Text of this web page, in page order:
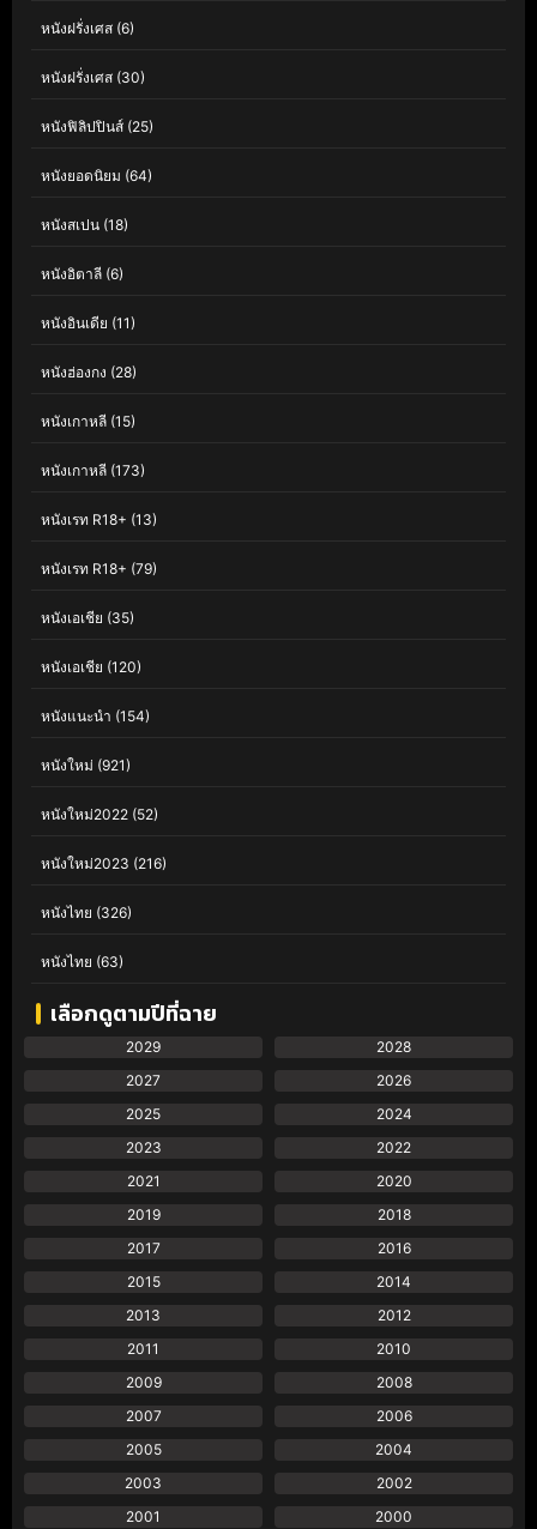
หนังฝรั่งเศส (6)
หนังฝรั่งเศส (30)
หนังฟิลิปปินส์ (25)
หนังยอดนิยม (64)
หนังสเปน (18)
หนังอิตาลี (6)
หนังอินเดีย (11)
หนังฮ่องกง (28)
หนังเกาหลี (15)
หนังเกาหลี (173)
หนังเรท R18+ (13)
หนังเรท R18+ (79)
หนังเอเชีย (35)
หนังเอเชีย (120)
หนังแนะนำ (154)
หนังใหม่ (921)
หนังใหม่2022 (52)
หนังใหม่2023 (216)
หนังไทย (326)
หนังไทย (63)
เลือกดูตามปีที่ฉาย
2029
2028
2027
2026
2025
2024
2023
2022
2021
2020
2019
2018
2017
2016
2015
2014
2013
2012
2011
2010
2009
2008
2007
2006
2005
2004
2003
2002
2001
2000